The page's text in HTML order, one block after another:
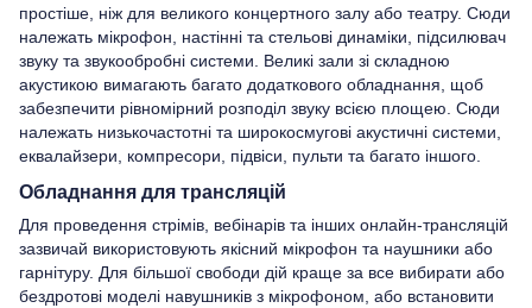
простіше, ніж для великого концертного залу або театру. Сюди
належать мікрофон, настінні та стельові динаміки, підсилювач
звуку та звукообробні системи. Великі зали зі складною
акустикою вимагають багато додаткового обладнання, щоб
забезпечити рівномірний розподіл звуку всією площею. Сюди
належать низькочастотні та широкосмугові акустичні системи,
еквалайзери, компресори, підвіси, пульти та багато іншого.
Обладнання для трансляцій
Для проведення стрімів, вебінарів та інших онлайн-трансляцій
зазвичай використовують якісний мікрофон та наушники або
гарнітуру. Для більшої свободи дій краще за все вибирати або
бездротові моделі навушників з мікрофоном, або встановити